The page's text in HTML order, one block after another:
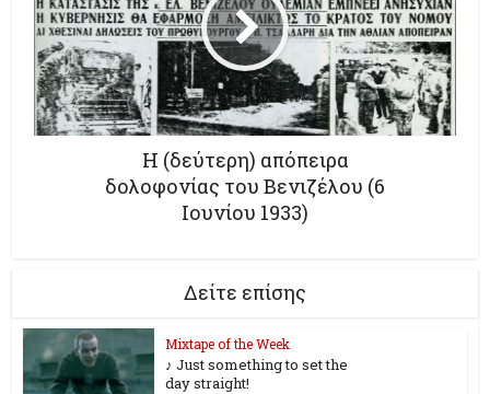
Η (δεύτερη) απόπειρα
δολοφονίας του Βενιζέλου (6
Ιουνίου 1933)
Δείτε επίσης
Mixtape of the Week
♪ Just something to set the
day straight!